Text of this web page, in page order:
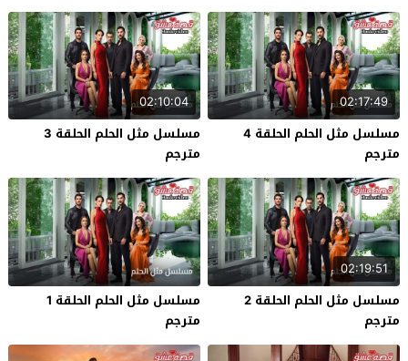
02:17:49
مسلسل مثل الحلم الحلقة 4
مترجم
02:10:04
مسلسل مثل الحلم الحلقة 3
مترجم
02:19:51
مسلسل مثل الحلم الحلقة 2
مترجم
مسلسل مثل الحلم الحلقة 1
مترجم